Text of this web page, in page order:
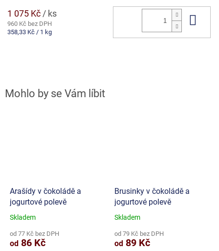
1 075 Kč/ ks
960 Kč bez DPH
Měrná
358,33 Kč / 1 kg
Arašídy v čokoládě a
jogurtové polevě
Průměrné
produktu
je
Skladem
od 77 Kč bez DPH
od 86 Kč
Brusinky v čokoládě a
jogurtové polevě
Průměrné
produktu
je
Skladem
od 79 Kč bez DPH
od 89 Kč